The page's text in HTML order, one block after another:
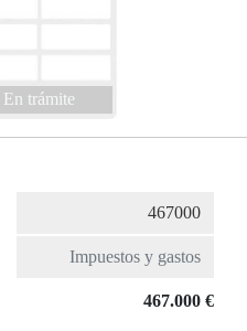
En trámite
467.000 €